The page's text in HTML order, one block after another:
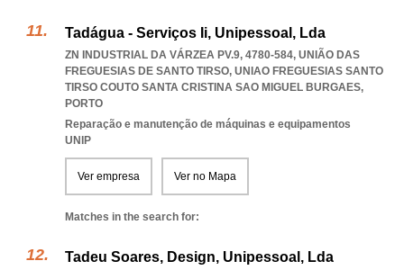
Tadágua - Serviços Ii, Unipessoal, Lda
ZN INDUSTRIAL DA VÁRZEA PV.9, 4780-584, UNIÃO DAS
FREGUESIAS DE SANTO TIRSO, UNIAO FREGUESIAS SANTO
TIRSO COUTO SANTA CRISTINA SAO MIGUEL BURGAES,
PORTO
Reparação e manutenção de máquinas e equipamentos
UNIP
Ver empresa Ver no Mapa
Matches in the search for:
Tadeu Soares, Design, Unipessoal, Lda